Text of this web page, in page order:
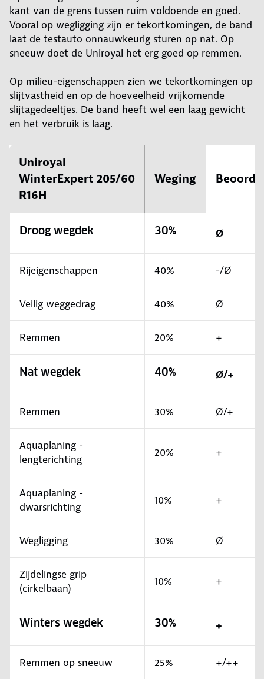
kant van de grens tussen ruim voldoende en goed.
Vooral op wegligging zijn er tekortkomingen, de band
laat de testauto onnauwkeurig sturen op nat. Op
sneeuw doet de Uniroyal het erg goed op remmen.
Op milieu-eigenschappen zien we tekortkomingen op
slijtvastheid en op de hoeveelheid vrijkomende
slijtagedeeltjes. De band heeft wel een laag gewicht
en het verbruik is laag.
Uniroyal
WinterExpert 205/60
R16H
Weging
Droog wegdek 30% Ø
Rijeigenschappen 40% -/Ø
Veilig weggedrag 40% Ø
Remmen 20% +
Nat wegdek 40% Ø/+
Remmen 30% Ø/+
Aquaplaning -
lengterichting
20% +
Aquaplaning -
dwarsrichting
10% +
Wegligging 30% Ø
Zijdelingse grip
(cirkelbaan)
10% +
Winters wegdek 30% +
Remmen op sneeuw 25% +/++